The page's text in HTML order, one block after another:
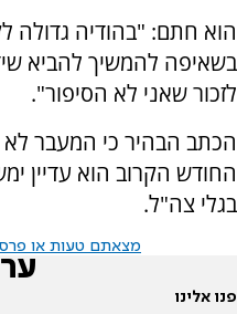
הוא חתם: "בהודיה גדולה
בשאיפה להמשיך להביא
לזכור שאני לא הסיפור".
הכתב הבהיר כי המעבר לא
החודש הקרוב הוא עדיין
בגלי צה"ל.
מצאתם טעות או
פנו אלינו